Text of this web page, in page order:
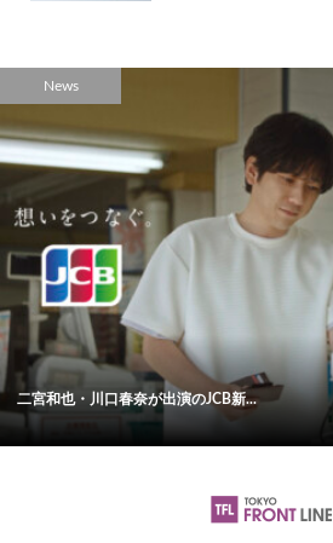
News
二宮和也・川口春奈が出演のJCB新...